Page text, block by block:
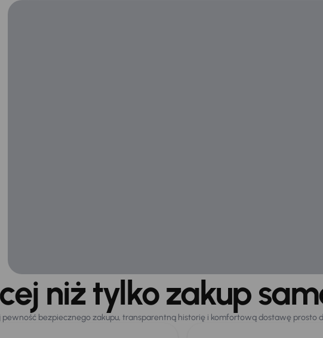
niż tylko zakup
pewność bezpiecznego zakupu, transparentną historię i komfortową dostawę prosto